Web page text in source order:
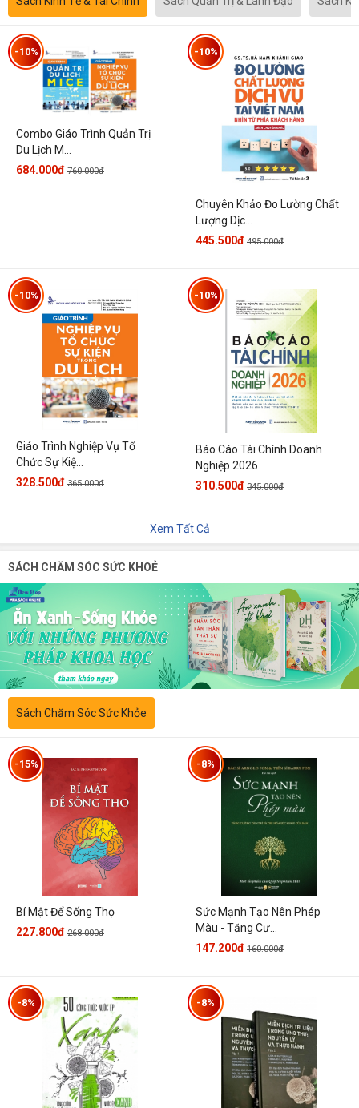
Combo Giáo Trình Quản Trị
Du Lịch M...
-10%
684.000đ 760.000đ
Chuyên Khảo Đo Lường Chất
Lượng Dịc...
-10%
445.500đ 495.000đ
Giáo Trình Nghiệp Vụ Tổ
Chức Sự Kiệ...
-10%
328.500đ 365.000đ
Báo Cáo Tài Chính Doanh
Nghiệp 2026
-10%
310.500đ 345.000đ
Xem Tất Cả
SÁCH CHĂM SÓC SỨC KHOẺ
Sách Chăm Sóc Sức Khỏe
Bí Mật Để Sống Thọ
-15%
227.800đ 268.000đ
Sức Mạnh Tạo Nên Phép
Màu - Tăng Cư...
-8%
147.200đ 160.000đ
-8% -8%